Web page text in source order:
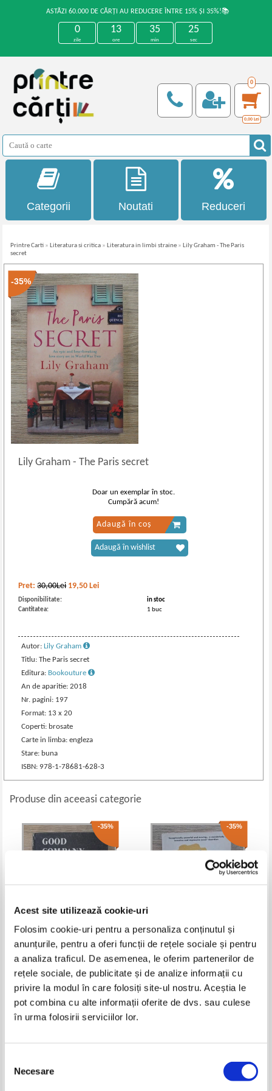
Acest site utilizează cookie-uri
Folosim cookie-uri pentru a personaliza conținutul și
anunțurile, pentru a oferi funcții de rețele sociale și pentru
a analiza traficul. De asemenea, le oferim partenerilor de
rețele sociale, de publicitate și de analize informații cu
privire la modul în care folosiți site-ul nostru. Aceștia le
pot combina cu alte informații oferite de dvs. sau culese
în urma folosirii serviciilor lor.
consimțământului
Necesare
ASTĂZI 60.000 DE CĂRȚI AU REDUCERE ÎNTRE 15% ȘI 35%!📚
0
zile
13
ore
35
min
25
sec
0
0,00 Lei
Categorii Noutati Reduceri
Printre Carti » Literatura si critica » Literatura in limbi straine » Lily Graham - The Paris
secret
-35%
Lily Graham- The Paris secret
Pret:30,00Lei 19,50 Lei
Disponibilitate:
in stoc
Cantitatea:
1 buc
Autor:Lily Graham
Titlu: The Paris secret
Editura: Bookouture
An de aparitie: 2018
Nr. pagini: 197
Format: 13 x 20
Coperti: brosate
Carte in limba: engleza
Stare: buna
ISBN: 978-1-78681-628-3
Doar un exemplar în stoc.
Cumpără acum!
Adaugă în coș
Adaugă în wishlist
Produse din aceeasi categorie
-35%
A. Elliott - Cannon - Good
21,00Lei 13,65
Adaugă în coș
-35%
Sasa Stanisic - How the soldier
repairs the gramophone
Lei
Adaugă în coș